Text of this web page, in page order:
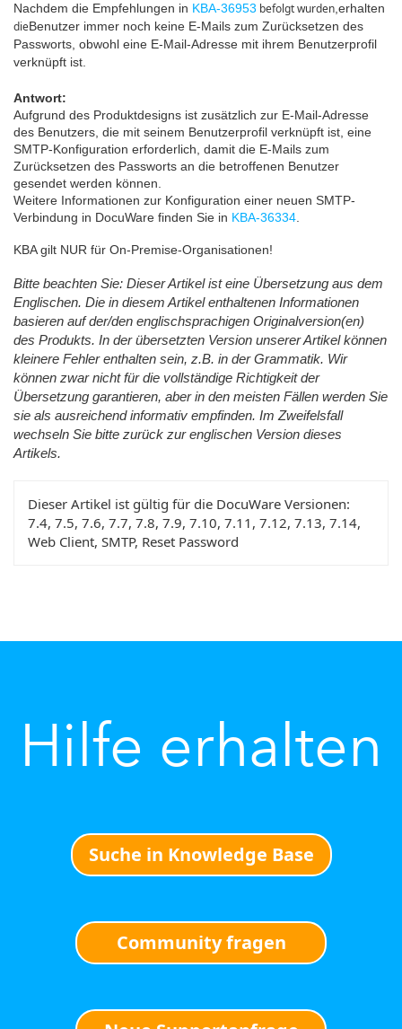
Nachdem die Empfehlungen in KBA-36953 befolgt wurden erhalten
dieBenutzer immer noch keine E-Mails zum Zurücksetzen des
Passworts, obwohl eine E-Mail-Adresse mit ihrem Benutzerprofil
verknüpft ist.
Antwort:
Aufgrund des Produktdesigns ist zusätzlich zur E-Mail-Adresse
des Benutzers, die mit seinem Benutzerprofil verknüpft ist, eine
SMTP-Konfiguration erforderlich, damit die E-Mails zum
Zurücksetzen des Passworts an die betroffenen Benutzer
gesendet werden können.
Weitere Informationen zur Konfiguration einer neuen SMTP-
Verbindung in DocuWare finden Sie in KBA-36334
KBA gilt NUR für On-Premise-Organisationen!
Bitte beachten Sie: Dieser Artikel ist eine Übersetzung aus dem
Englischen. Die in diesem Artikel enthaltenen Informationen
basieren auf der/den englischsprachigen Originalversion(en)
des Produkts. In der übersetzten Version unserer Artikel können
kleinere Fehler enthalten sein, z.B. in der Grammatik. Wir
können zwar nicht für die vollständige Richtigkeit der
Übersetzung garantieren, aber in den meisten Fällen werden Sie
sie als ausreichend informativ empfinden. Im Zweifelsfall
wechseln Sie bitte zurück zur englischen Version dieses
Artikels.
Dieser Artikel ist gültig für die DocuWare Versionen:
7.4, 7.5, 7.6, 7.7, 7.8, 7.9, 7.10, 7.11, 7.12, 7.13, 7.14,
Web Client, SMTP, Reset Password
Hilfe erhalten
Suche in Knowledge Base
Community fragen